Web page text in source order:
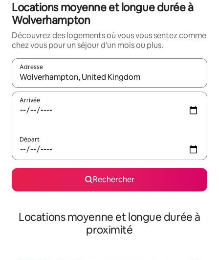
Locations moyenne et longue durée à
Wolverhampton
Découvrez des logements où vous vous sentez comme
chez vous pour un séjour d'un mois ou plus.
Adresse
Lorsque les résultats s'affichent, utilisez les flèches vers le
Arrivée
Départ
Rechercher
Locations moyenne et longue durée à
proximité